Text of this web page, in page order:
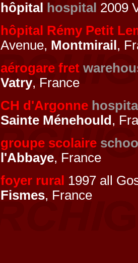
hôpital
hospital 2009
hôpital Rémy Petit
Avenue, Montmirail ,
aérogare fret
Vatry, France
CH d'Argonne
Sainte Ménehould ,
groupe scolaire
l'Abbaye, France
foyer rural 1997 all
Fismes, France